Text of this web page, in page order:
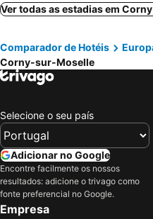
Larochette, Hotéis
Saeul, Hotéis
Lenningen, Hotéis
Aubange, Valónia Hotéis
Luxemburgo Cidade, Hotéis
Esch-sur-Alzette, Hotéis
Niederanven, Hotéis
Metz, Lorena Hotéis
Arlon, Valónia Hotéis
Nice, Provença-Alpes-Costa Azul Hotéis
Ver todas as estadias em
Comparador de Hotéis
Corny-sur-Moselle
Selecione o seu país
Adicionar no Google
Encontre facilmente os nossos
resultados: adicione o trivago como
fonte preferencial no Google.
Empresa